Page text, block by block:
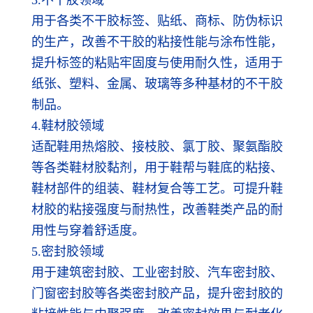
用于各类不干胶标签、贴纸、商标、防伪标识
的生产，改善不干胶的粘接性能与涂布性能，
提升标签的粘贴牢固度与使用耐久性，适用于
纸张、塑料、金属、玻璃等多种基材的不干胶
制品。
4.鞋材胶领域
适配鞋用热熔胶、接枝胶、氯丁胶、聚氨酯胶
等各类鞋材胶黏剂，用于鞋帮与鞋底的粘接、
鞋材部件的组装、鞋材复合等工艺。可提升鞋
材胶的粘接强度与耐热性，改善鞋类产品的耐
用性与穿着舒适度。
5.密封胶领域
用于建筑密封胶、工业密封胶、汽车密封胶、
门窗密封胶等各类密封胶产品，提升密封胶的